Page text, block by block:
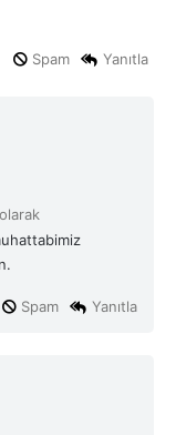
Yanıtla
Spam
Yanıtla
Spam